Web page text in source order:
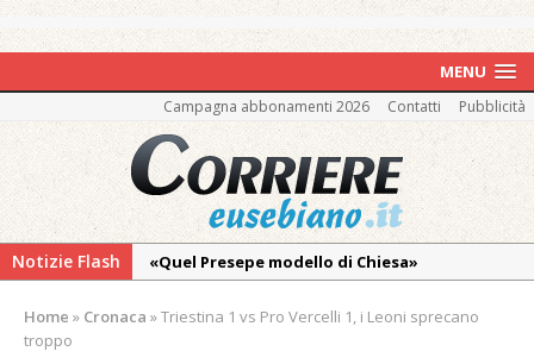
MENU
Campagna abbonamenti 2026 Contatti Pubblicità
Notizie Flash
«Quel Presepe modello di Chiesa»
Ringraziamento: convegno, messa e
Home » Cronaca »Triestina 1 vs Pro Vercelli 1, i Leoni sprecano
troppo